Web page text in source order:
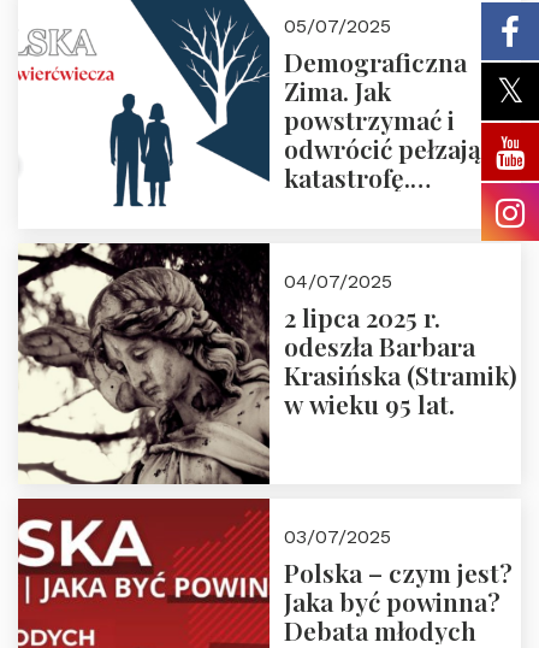
05/07/2025
Demograficzna
Zima. Jak
powstrzymać i
odwrócić pełzającą
katastrofę.
pierwsze spotkanie
Nowego
Ćwierćwiecza”
04/07/2025
2 lipca 2025 r.
odeszła Barbara
Krasińska (Stramik)
w wieku 95 lat.
03/07/2025
Polska – czym jest?
Jaka być powinna?
Debata młodych